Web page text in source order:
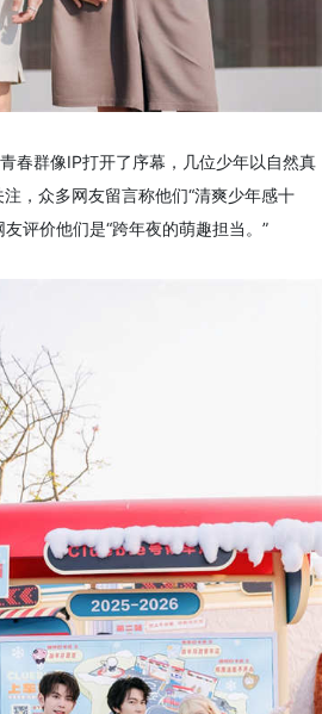
群像IP打开了序幕，几位少年以自然真
，众多网友留言称他们“清爽少年感十
友评价他们是“跨年夜的萌趣担当。”